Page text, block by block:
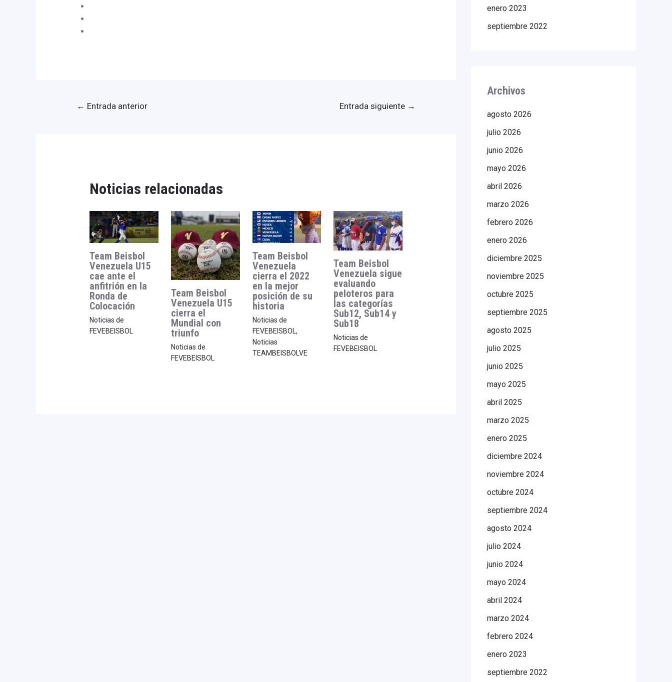
← Entrada anterior Entrada siguiente →
Noticias relacionadas
Team Beisbol
Venezuela U15
cae ante el
anfitrión en la
Ronda de
Colocación
Noticias de
FEVEBEISBOL
Team Beisbol
Venezuela U15
cierra el
Mundial con
triunfo
Noticias de
FEVEBEISBOL
Team Beisbol
Venezuela
cierra el 2022
en la mejor
posición de su
historia
Noticias de
FEVEBEISBOL,
Noticias
TEAMBEISBOLVE
Team Beisbol
Venezuela sigue
evaluando
peloteros para
las categorías
Sub12, Sub14 y
Sub18
Noticias de
FEVEBEISBOL
enero 2023
septiembre 2022
Archivos
agosto 2026
julio 2026
junio 2026
mayo 2026
abril 2026
marzo 2026
febrero 2026
enero 2026
diciembre 2025
noviembre 2025
octubre 2025
septiembre 2025
agosto 2025
julio 2025
junio 2025
mayo 2025
abril 2025
marzo 2025
enero 2025
diciembre 2024
noviembre 2024
octubre 2024
septiembre 2024
agosto 2024
julio 2024
junio 2024
mayo 2024
abril 2024
marzo 2024
febrero 2024
enero 2023
septiembre 2022